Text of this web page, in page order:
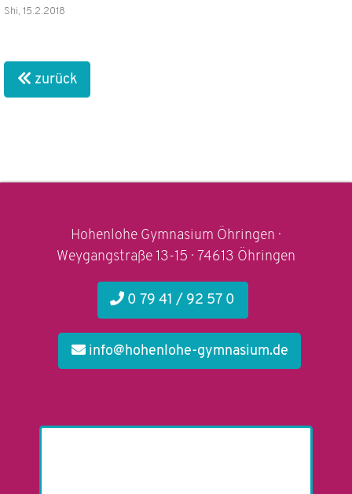
Shi, 15.2.2018
zurück
Hohenlohe Gymnasium Öhringen ·
Weygangstraße 13-15 · 74613 Öhringen
0 79 41 / 92 57 0
info@hohenlohe-gymnasium.de